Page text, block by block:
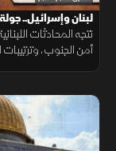
لبنان وإسرائيل..
تتجه المحادثات
أمن الجنوب،